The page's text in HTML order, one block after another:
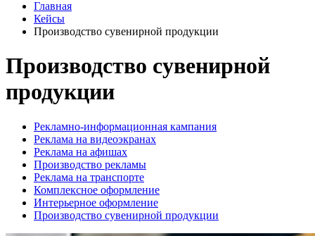
Главная
Кейсы
Производство сувенирной продукции
Производство сувенирной
продукции
Рекламно-информационная кампания
Реклама на видеоэкранах
Реклама на афишах
Производство рекламы
Реклама на транспорте
Комплексное оформление
Интерьерное оформление
Производство сувенирной продукции